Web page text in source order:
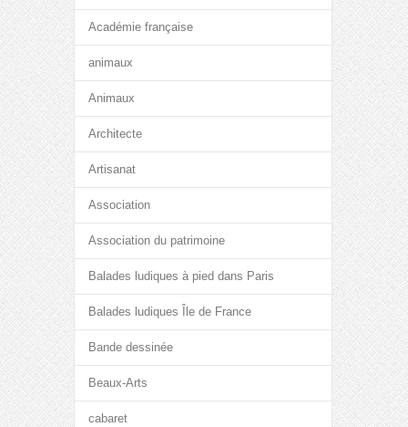
Académie française
animaux
Animaux
Architecte
Artisanat
Association
Association du patrimoine
Balades ludiques à pied dans Paris
Balades ludiques Île de France
Bande dessinée
Beaux-Arts
cabaret